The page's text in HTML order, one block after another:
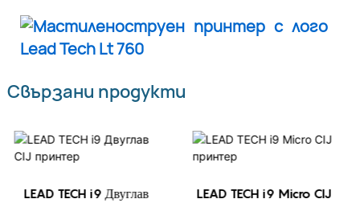
Свързани продукти
LEAD TECH i9 Двуглав
LEAD TECH i9 Micro CIJ